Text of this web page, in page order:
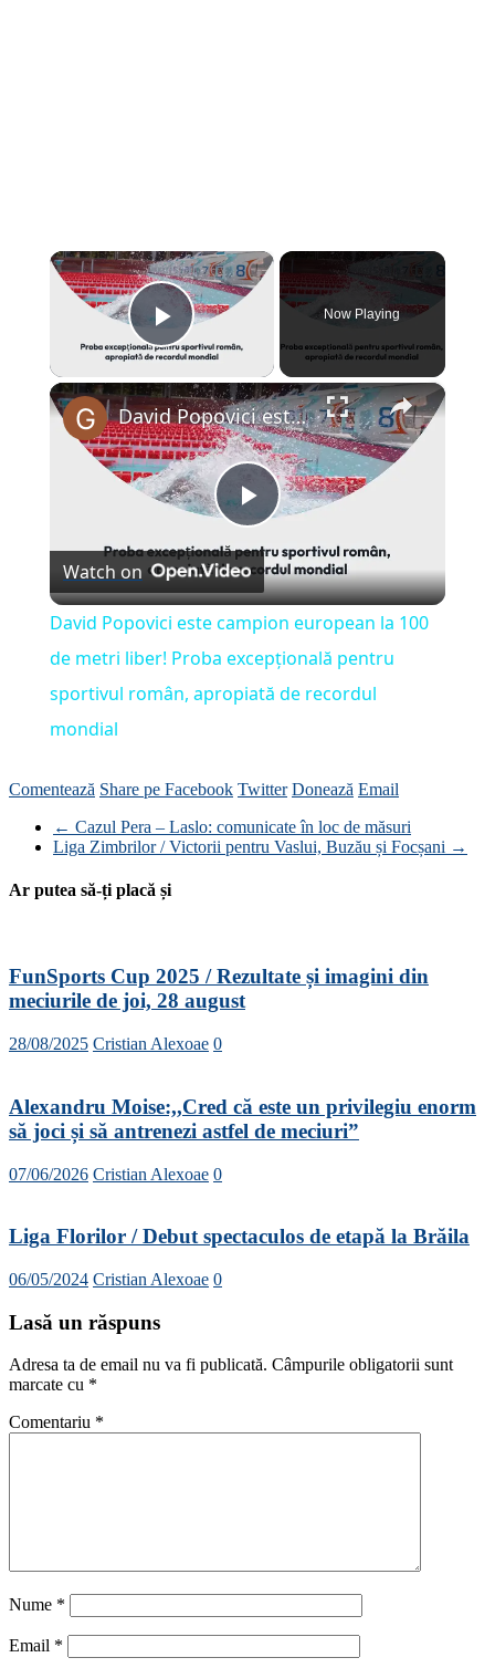
×
Play Video
Now Playing
×
Play
Video
David Popovici este campion european la 100 de metri liber! Proba excepțională pentru sportivul român, apropiată de recordul mondial
Watch on
David Popovici este campion european la 100
de metri liber! Proba excepțională pentru
sportivul român, apropiată de recordul
mondial
Comentează Share pe Facebook Twitter Donează Email
← Cazul Pera – Laslo: comunicate în loc de măsuri
Liga Zimbrilor / Victorii pentru Vaslui, Buzău și Focșani →
Ar putea să-ți placă și
FunSports Cup 2025 / Rezultate și imagini din
meciurile de joi, 28 august
28/08/2025 Cristian Alexoae 0
Alexandru Moise:,,Cred că este un privilegiu enorm
să joci și să antrenezi astfel de meciuri”
07/06/2026 Cristian Alexoae 0
Liga Florilor / Debut spectaculos de etapă la Brăila
06/05/2024 Cristian Alexoae 0
Lasă un răspuns
Adresa ta de email nu va fi publicată. Câmpurile obligatorii sunt
marcate cu *
Comentariu *
Nume *
Email *